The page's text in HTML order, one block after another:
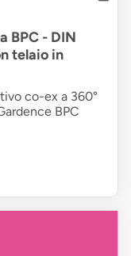
BPC - DIN
telaio in
co-ex a 360°
BPC